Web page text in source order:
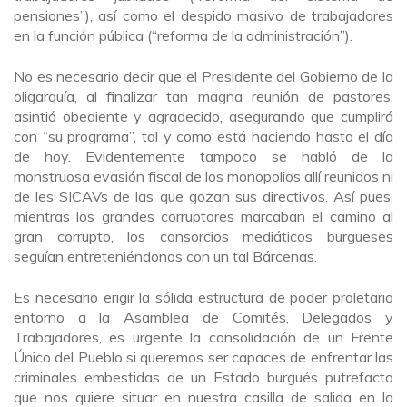
pensiones”), así como el despido masivo de trabajadores
en la función pública (“reforma de la administración”).
No es necesario decir que el Presidente del Gobierno de la
oligarquía, al finalizar tan magna reunión de pastores,
asintió obediente y agradecido, asegurando que cumplirá
con “su programa”, tal y como está haciendo hasta el día
de hoy. Evidentemente tampoco se habló de la
monstruosa evasión fiscal de los monopolios allí reunidos ni
de les SICAVs de las que gozan sus directivos. Así pues,
mientras los grandes corruptores marcaban el camino al
gran corrupto, los consorcios mediáticos burgueses
seguían entreteniéndonos con un tal Bárcenas.
Es necesario erigir la sólida estructura de poder proletario
entorno a la Asamblea de Comités, Delegados y
Trabajadores, es urgente la consolidación de un Frente
Único del Pueblo si queremos ser capaces de enfrentar las
criminales embestidas de un Estado burgués putrefacto
que nos quiere situar en nuestra casilla de salida en la